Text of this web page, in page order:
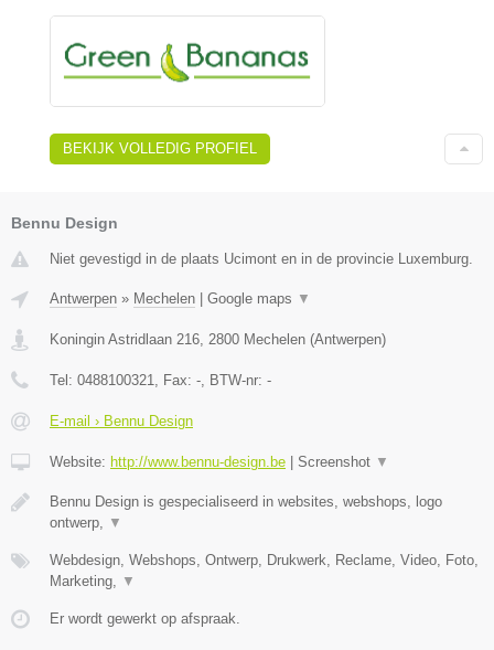
BEKIJK VOLLEDIG PROFIEL
Bennu Design
Niet gevestigd in de plaats Ucimont en in de provincie Luxemburg.
Antwerpen » Mechelen Google maps ▼
Koningin Astridlaan 216, 2800 Mechelen (Antwerpen)
Tel: 0488100321, Fax: -, BTW-nr: -
E-mail › Bennu Design
Website: http://www.bennu-design.be Screenshot ▼
Bennu Design is gespecialiseerd in websites, webshops, logo
ontwerp, ▼
Webdesign, Webshops, Ontwerp, Drukwerk, Reclame, Video, Foto,
Marketing, ▼
Er wordt gewerkt op afspraak.